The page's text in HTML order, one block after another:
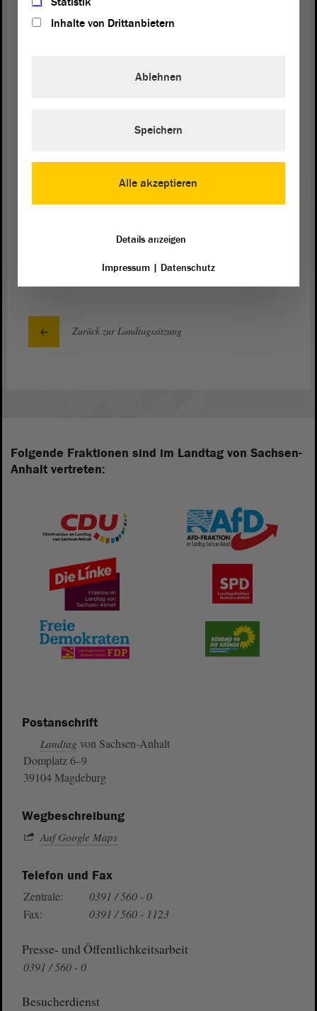
(Beifall bei den GRÜNEN)
Carsten Borchert (CDU):
hochgearbeitet hat, und das kann jeder.
Zurück zur Landtagssitzung
Folgende Fraktionen sind im Landtag von Sachsen-
Anhalt vertreten:
Postanschrift
Landtag von Sachsen-Anhalt
Domplatz 6–9
39104 Magdeburg
Wegbeschreibung
Auf Google Maps
Telefon und Fax
Zentrale:
0391 / 560 - 0
Fax:
0391 / 560 - 1123
Presse- und Öffentlichkeitsarbeit
0391 / 560 - 0
Besucherdienst
Inhalte von Drittanbietern
Alle akzeptieren
Ablehnen
Speichern
Details anzeigen
Impressum| Datenschutz